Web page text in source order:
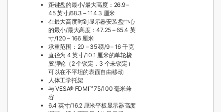
距键盘的最小/最大高度：26.9 –
45 英寸/68.3 – 114.3 厘米
在最大高度时到显示器安装盘中心
的最小/最大高度：47.25 – 65.4 英
寸/120 – 166 厘米
承重范围：20 – 35 磅/9 – 16 千克
直径为 4 英寸/10.1 厘米的单轮橡
胶脚轮（2 个锁定，3 个未锁定）
可以在不平坦的表面自由移动
人体工学托架
与 VESA® FDMI™ 75/100 毫米兼
容
6.4 英寸/16.2 厘米平板显示器高度